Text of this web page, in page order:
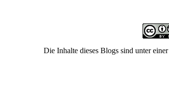
Die Inhalte dieses Blogs sind unter einer